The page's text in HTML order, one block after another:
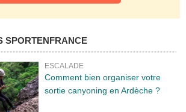
SPORTENFRANCE
ESCALADE
Comment bien organiser votre
sortie canyoning en Ardèche ?